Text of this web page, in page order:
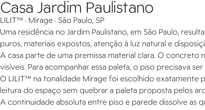
Casa Jardim Paulistano
LILIT™ · Mirage · São Paulo, SP
Uma residência no Jardim Paulistano, em São Paulo,
puros, materiais expostos, atenção à luz natural e
A casa parte de uma premissa material clara. O
visíveis. Para acompanhar essa paleta, o piso precisava
O LILIT™ na tonalidade Mirage foi escolhido exatamente
leitura do espaço sem quebrar a paleta proposta pelos
A continuidade absoluta entre piso e parede dissolve as